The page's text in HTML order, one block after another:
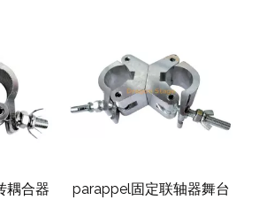
耦合器
parappel固定联轴器舞台